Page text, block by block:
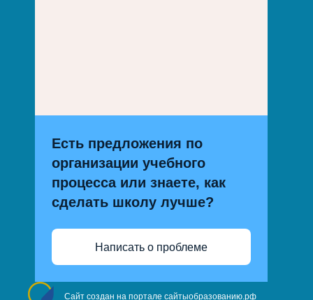
Есть предложения по
организации учебного
процесса или знаете, как
сделать школу лучше?
Написать о проблеме
Сайт создан на портале сайтыобразованию.рф